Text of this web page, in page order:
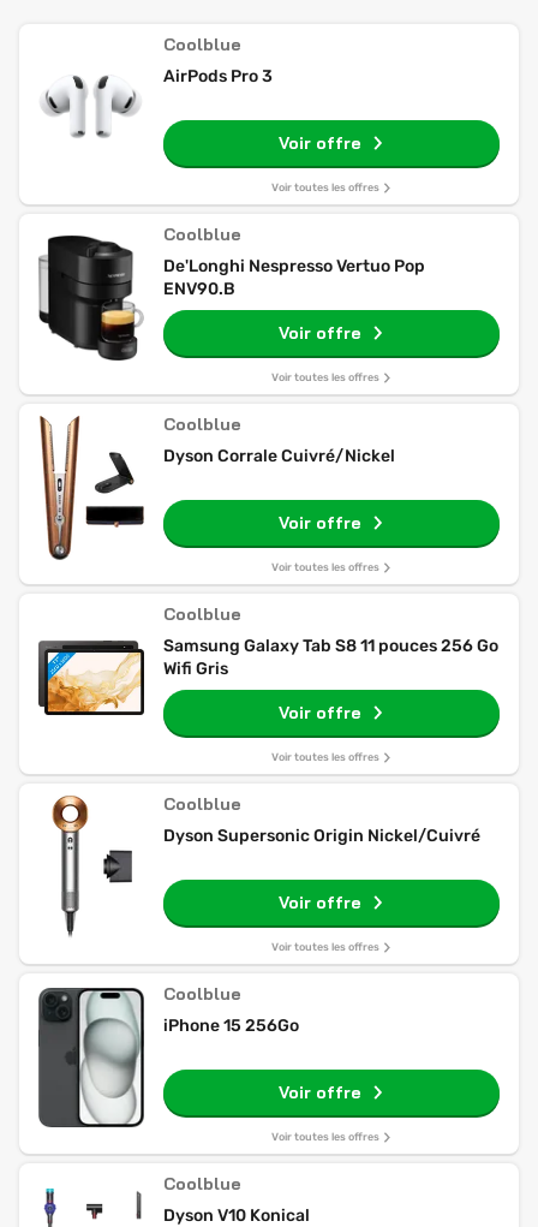
Coolblue
AirPods Pro 3
Voir offre
Voir toutes les offres
Coolblue
De'Longhi Nespresso Vertuo Pop
ENV90.B
Voir offre
Voir toutes les offres
Coolblue
Dyson Corrale Cuivré/Nickel
Voir offre
Voir toutes les offres
Coolblue
Samsung Galaxy Tab S8 11 pouces 256 Go
Wifi Gris
Voir offre
Voir toutes les offres
Coolblue
Dyson Supersonic Origin Nickel/Cuivré
Voir offre
Voir toutes les offres
Coolblue
iPhone 15 256Go
Voir offre
Voir toutes les offres
Coolblue
Dyson V10 Konical